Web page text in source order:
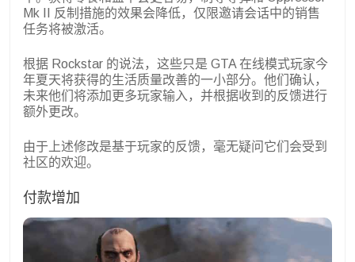
Mk II 反制措施的效果会降低，仅限邀请会话中的销售
任务将被激活。
根据 Rockstar 的说法，这些只是 GTA 在线模式玩家今
年夏天将获得的生活质量改善的一小部分。他们确认，
未来他们将添加更多玩家输入，并根据收到的反馈进行
额外更改。
由于上述修改是基于玩家的反馈，毫无疑问它们会受到
社区的欢迎。
付款增加